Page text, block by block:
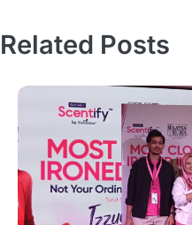
Related Posts